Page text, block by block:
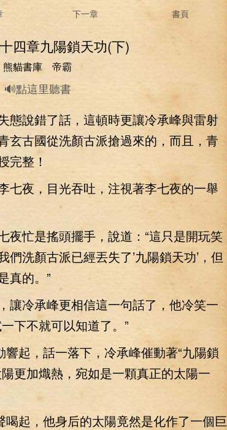
下一章 書頁
四章九陽鎖天功(下)
熊貓書庫 帝霸
🔊點這里聽書
說錯了話，這頓時更讓冷承峰與雷射
玄古國從洗顏古派搶過來的，而且，青
完整！
夜，目光吞吐，注視著李七夜的一舉
忙是搖頭擺手，說道：“這只是開玩笑
洗顏古派已經丟失了’九陽鎖天功’，但
真的。”
冷承峰更相信這一句話了，他冷笑一
下不就可以知道了。”
，話一落下，冷承峰催動著“九陽鎖
更加熾熱，宛如是一顆真正的太陽一
，他身后的太陽竟然是化作了一個巨